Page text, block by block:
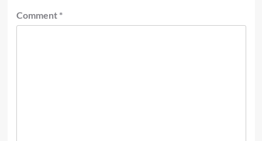
Comment *